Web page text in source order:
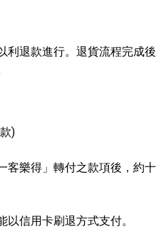
利退款進行。退貨流程完成後
)
客樂得」轉付之款項後，約十
信用卡刷退方式支付。